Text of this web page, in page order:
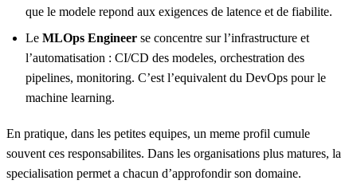
que le modele repond aux exigences de latence et de fiabilite.
Le MLOps Engineer se concentre sur l’infrastructure et
l’automatisation : CI/CD des modeles, orchestration des
pipelines, monitoring. C’est l’equivalent du DevOps pour le
machine learning.
En pratique, dans les petites equipes, un meme profil cumule
souvent ces responsabilites. Dans les organisations plus matures, la
specialisation permet a chacun d’approfondir son domaine.